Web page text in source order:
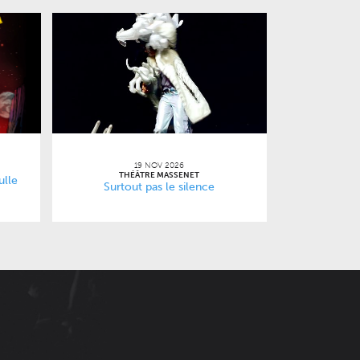
19 NOV 2026
THÉÂTRE MASSENET
Surtout pas le silence